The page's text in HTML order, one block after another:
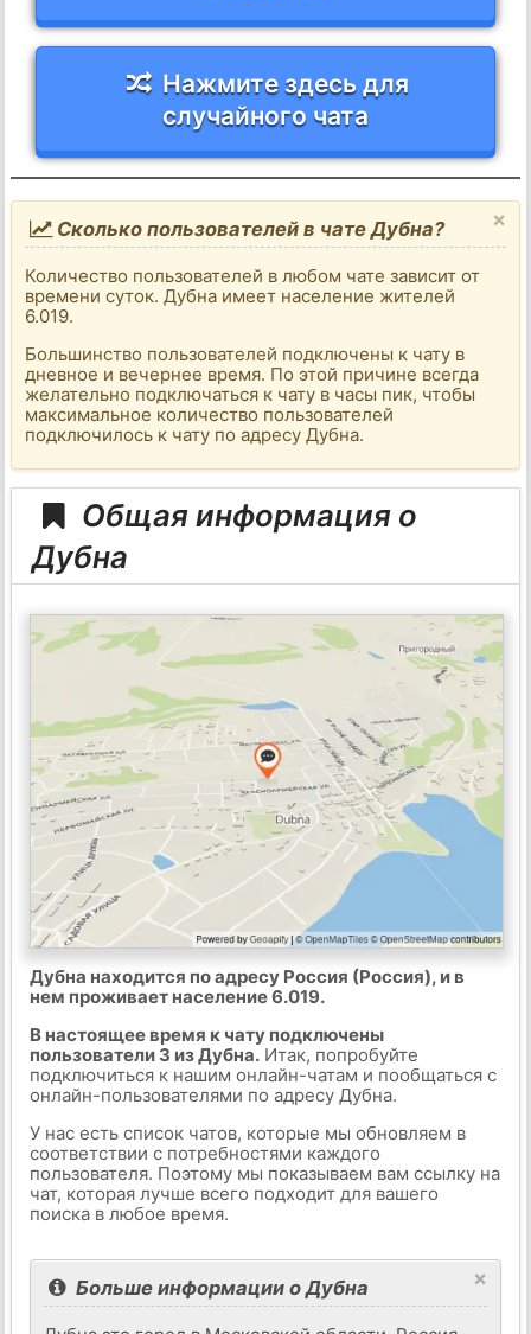
Нажмите здесь для
случайного чата
×
Сколько пользователей в чате Дубна?
Количество пользователей в любом чате зависит от
времени суток. Дубна имеет население жителей
6.019.
Большинство пользователей подключены к чату в
дневное и вечернее время. По этой причине всегда
желательно подключаться к чату в часы пик, чтобы
максимальное количество пользователей
подключилось к чату по адресу Дубна.
Общая информация о
Дубна
Дубна находится по адресу Россия (Россия), и в
нем проживает население 6.019.
В настоящее время к чату подключены
пользователи 3 из Дубна.Итак, попробуйте
подключиться к нашим онлайн-чатам и пообщаться с
онлайн-пользователями по адресу Дубна.
У нас есть список чатов, которые мы обновляем в
соответствии с потребностями каждого
пользователя. Поэтому мы показываем вам ссылку на
чат, которая лучше всего подходит для вашего
поиска в любое время.
×
Больше информации о Дубна